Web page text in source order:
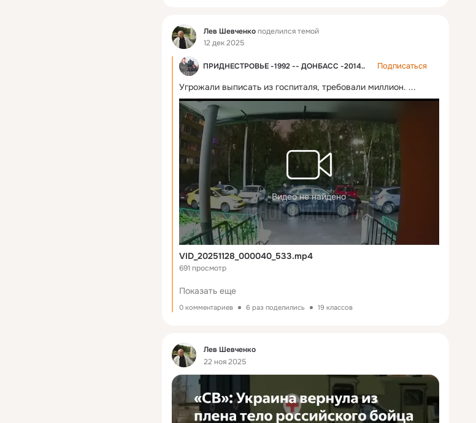
Фид Лев Шевченкоподелился темой
12 дек 2025
ПРИДНЕСТРОВЬЕ -1992 -- ДОНБАСС -2014.. Подписаться
Угрожали выписать из госпиталя, требовали миллион. ...
Видео не найдено
VID_20251128_000040_533.mp4
691 просмотр
Показать еще
0 комментариев 6 раз поделились 19 классов
Фид
Лев Шевченко
22 ноя 2025